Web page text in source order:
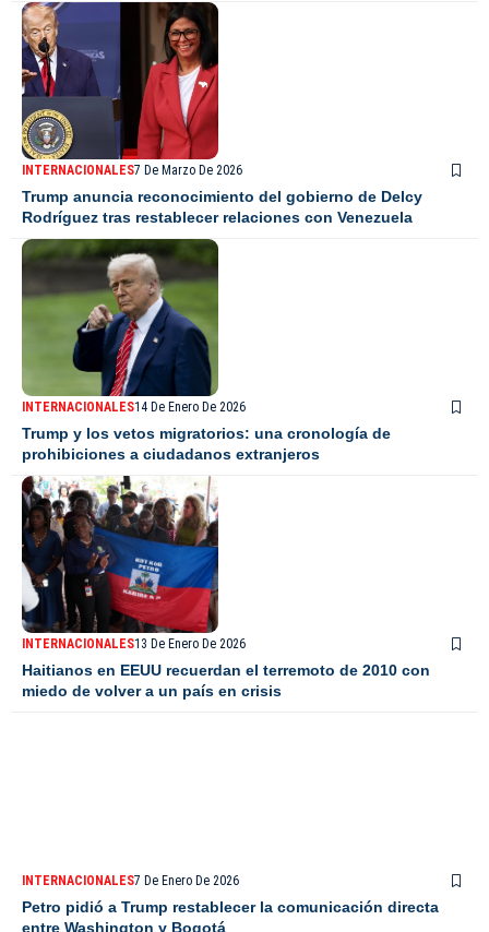
INTERNACIONALES7 De Marzo De 2026
Trump anuncia reconocimiento del gobierno de Delcy
Rodríguez tras restablecer relaciones con Venezuela
INTERNACIONALES14 De Enero De 2026
Trump y los vetos migratorios: una cronología de
prohibiciones a ciudadanos extranjeros
INTERNACIONALES13 De Enero De 2026
Haitianos en EEUU recuerdan el terremoto de 2010 con
miedo de volver a un país en crisis
INTERNACIONALES7 De Enero De 2026
Petro pidió a Trump restablecer la comunicación directa
entre Washington y Bogotá